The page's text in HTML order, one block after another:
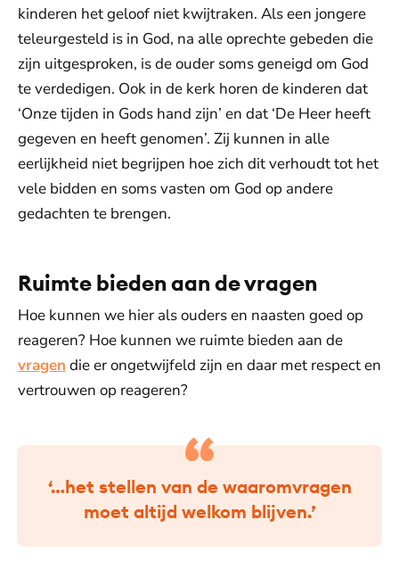
kinderen het geloof niet kwijtraken. Als een jongere
teleurgesteld is in God, na alle oprechte gebeden die
zijn uitgesproken, is de ouder soms geneigd om God
te verdedigen. Ook in de kerk horen de kinderen dat
‘Onze tijden in Gods hand zijn’ en dat ‘De Heer heeft
gegeven en heeft genomen’. Zij kunnen in alle
eerlijkheid niet begrijpen hoe zich dit verhoudt tot het
vele bidden en soms vasten om God op andere
gedachten te brengen.
Ruimte bieden aan de vragen
Hoe kunnen we hier als ouders en naasten goed op
reageren? Hoe kunnen we ruimte bieden aan de
vragen die er ongetwijfeld zijn en daar met respect en
vertrouwen op reageren?
‘…het stellen van de waaromvragen
moet altijd welkom blijven.’